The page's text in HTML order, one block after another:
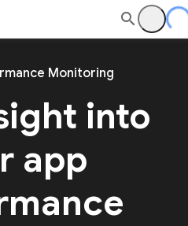
Monitoring
into
app